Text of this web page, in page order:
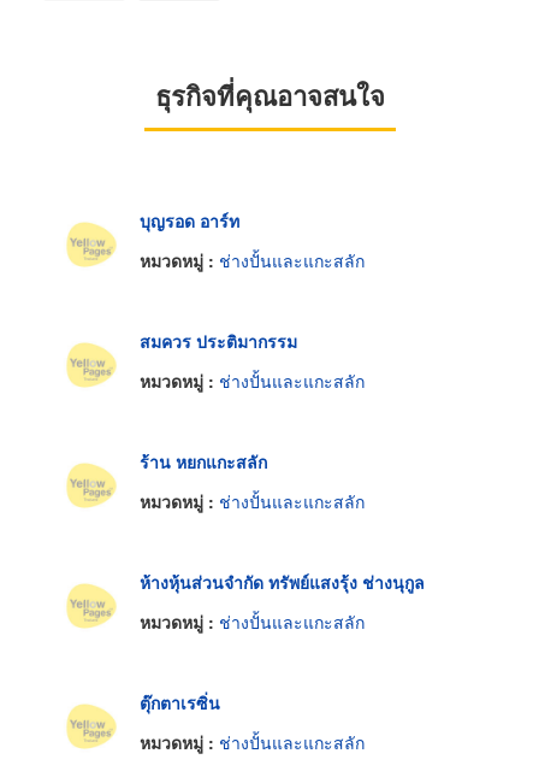
ธุรกิจที่คุณอาจสนใจ
บุญรอด อาร์ท
หมวดหมู่ : ช่างปั้นและแกะสลัก
สมควร ประติมากรรม
หมวดหมู่ : ช่างปั้นและแกะสลัก
ร้าน หยกแกะสลัก
หมวดหมู่ : ช่างปั้นและแกะสลัก
ห้างหุ้นส่วนจำกัด ทรัพย์แสงรุ้ง ช่างนุกูล
หมวดหมู่ : ช่างปั้นและแกะสลัก
ตุ๊กตาเรซิ่น
หมวดหมู่ : ช่างปั้นและแกะสลัก